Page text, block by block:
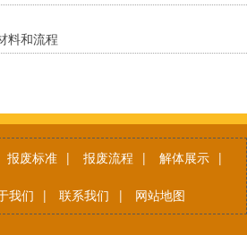
料和流程
报废标准 | 报废流程 | 解体展示 |
我们 | 联系我们 | 网站地图